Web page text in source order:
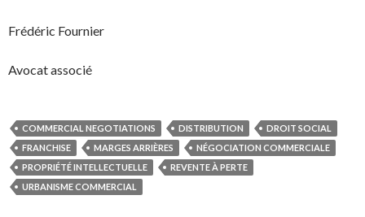
Frédéric Fournier
Avocat associé
COMMERCIAL NEGOTIATIONS DISTRIBUTION
DROIT SOCIAL
FRANCHISE
MARGES ARRIÈRES
NÉGOCIATION COMMERCIALE
PROPRIÉTÉ INTELLECTUELLE
REVENTE À PERTE
URBANISME COMMERCIAL